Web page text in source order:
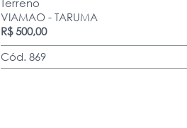
Terreno
VIAMAO - TARUMA
R$ 500,00
Cód. 869